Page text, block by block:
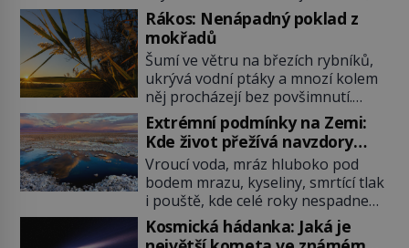
která má do vesmíru vynést kromě
posádky také obyčejnou učitelku.
Po několika sekundách všem
ztuhnou úsměvy, stroj totiž
exploduje. Jejich konstrukce není
z levného kraje, daňové poplatníky
stojí miliardy dolarů. Na druhou
stranu zvládnou jen představitelné
věci. Na malé kousky Název:
Columbia První […]
Rákos: Nenápadný poklad z
mokřadů
Šumí ve větru na březích rybníků,
ukrývá vodní ptáky a mnozí kolem
něj procházejí bez povšimnutí.
Přesto právě rákos pomáhal stavět
domy, vyrábět lodě, zapisovat první
texty a inspiroval řadu pověstí.
Tato skromná, ale užitečná
rostlina provází člověka už tisíce
let. Většina lidí vnímá rákos jen jako
obyčejnou kulisu letního koupání.
Stačí se však podívat […]
Extrémní podmínky na Zemi:
Kde život přežívá navzdory
všemu
Vroucí voda, mráz hluboko pod
bodem mrazu, kyseliny, smrtící tlak
i pouště, kde celé roky nespadne
jediná kapka deště. Na první
pohled místa, kde nemůže
Kosmická hádanka: Jaká je